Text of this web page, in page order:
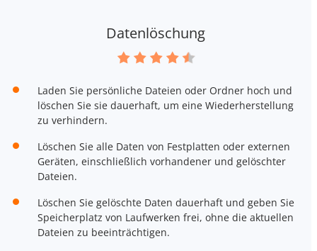
Datenlöschung
Laden Sie persönliche Dateien oder Ordner hoch und
löschen Sie sie dauerhaft, um eine Wiederherstellung
zu verhindern.
Löschen Sie alle Daten von Festplatten oder externen
Geräten, einschließlich vorhandener und gelöschter
Dateien.
Löschen Sie gelöschte Daten dauerhaft und geben Sie
Speicherplatz von Laufwerken frei, ohne die aktuellen
Dateien zu beeinträchtigen.